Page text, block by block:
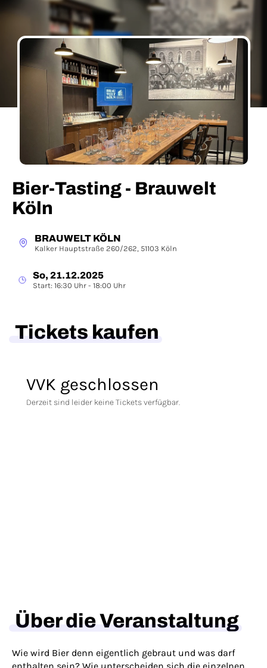
Bier-Tasting - Brauwelt
Köln
BRAUWELT KÖLN
Kalker Hauptstraße 260/262, 51103 Köln
So, 21.12.2025
Start: 16:30 Uhr - 18:00 Uhr
Tickets kaufen
VVK geschlossen
Derzeit sind leider keine Tickets verfügbar.
Über die Veranstaltung
Wie wird Bier denn eigentlich gebraut und was darf